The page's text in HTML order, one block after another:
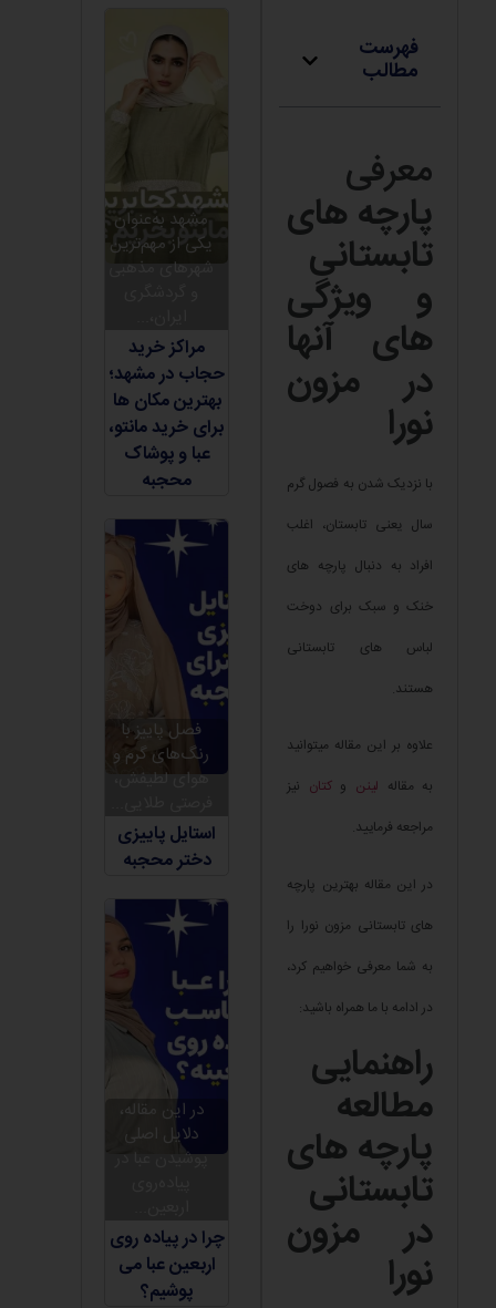
فهرست
مطالب
معرفی
پارچه های
تابستانی
و ویژگی
های آنها
در مزون
نورا
با نزدیک شدن به فصول گرم
سال یعنی تابستان، اغلب
افراد به دنبال پارچه های
خنک و سبک برای دوخت
لباس های تابستانی
هستند.
علاوه بر این مقاله میتوانید
به مقاله لینن وکتان نیز
مراجعه فرمایید.
در این مقاله بهترین پارچه
های تابستانی مزون نورا را
به شما معرفی خواهیم کرد،
در ادامه با ما همراه باشید:
راهنمایی
مطالعه
پارچه های
تابستانی
در مزون
نورا
مشهد به‌عنوان
یکی از مهم‌ترین
شهرهای مذهبی
مراکز خرید
حجاب در مشهد؛
بهترین مکان ها
برای خرید مانتو،
عبا و پوشاک
محجبه
فصل پاییز با
رنگ‌های گرم و
هوای لطیفش،
استایل پاییزی
دختر محجبه
در این مقاله،
دلایل اصلی
پوشیدن عبا در
چرا در پیاده روی
اربعین عبا می
پوشیم؟